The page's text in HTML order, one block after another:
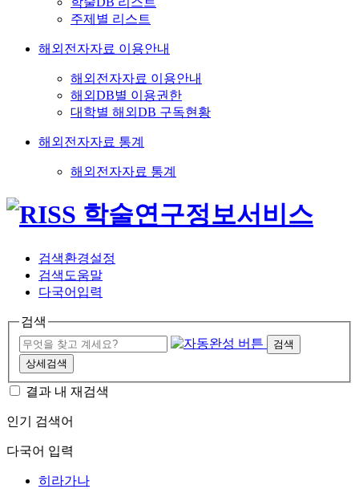
주제별 리스트
해외전자자료 이용안내
해외전자자료 이용안내
해외DB별 이용권한
대학별 해외DB 구독현황
해외전자자료 통계
해외전자자료 통계
검색환경설정
검색도움말
다국어입력
검색
검색
상세검색
결과 내 재검색
인기 검색어
다국어 입력
히라가나